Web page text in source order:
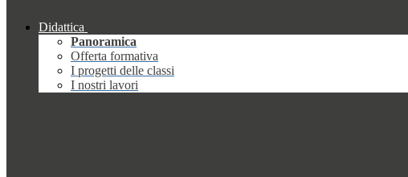
Didattica
Panoramica
Offerta formativa
I progetti delle classi
I nostri lavori